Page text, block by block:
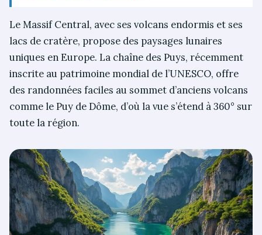
Le Massif Central, avec ses volcans endormis et ses
lacs de cratère, propose des paysages lunaires
uniques en Europe. La chaîne des Puys, récemment
inscrite au patrimoine mondial de l’UNESCO, offre
des randonnées faciles au sommet d’anciens volcans
comme le Puy de Dôme, d’où la vue s’étend à 360° sur
toute la région.